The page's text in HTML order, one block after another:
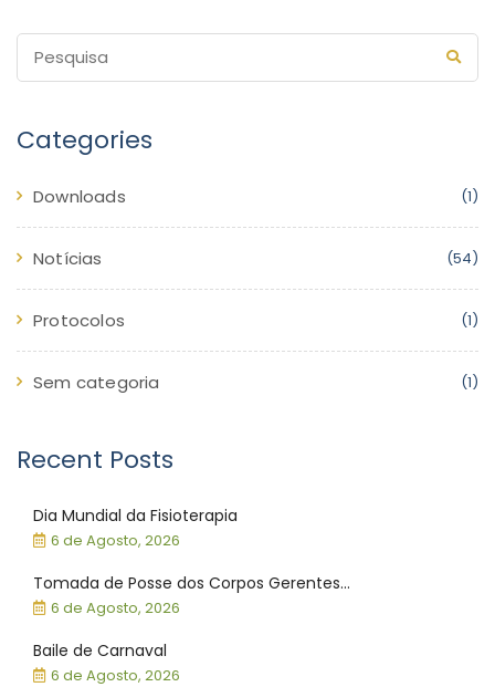
Categories
Downloads (1)
Notícias (54)
Protocolos (1)
Sem categoria (1)
Recent Posts
Dia Mundial da Fisioterapia
6 de Agosto, 2026
Tomada de Posse dos Corpos Gerentes...
6 de Agosto, 2026
Baile de Carnaval
6 de Agosto, 2026